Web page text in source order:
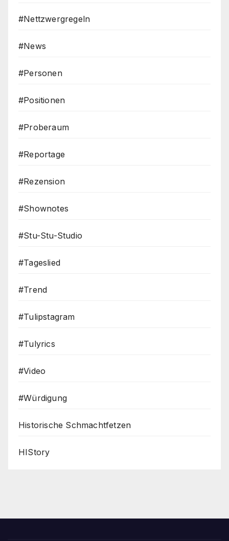
#Nettzwergregeln
#News
#Personen
#Positionen
#Proberaum
#Reportage
#Rezension
#Shownotes
#Stu-Stu-Studio
#Tageslied
#Trend
#Tulipstagram
#Tulyrics
#Video
#Würdigung
Historische Schmachtfetzen
HIStory